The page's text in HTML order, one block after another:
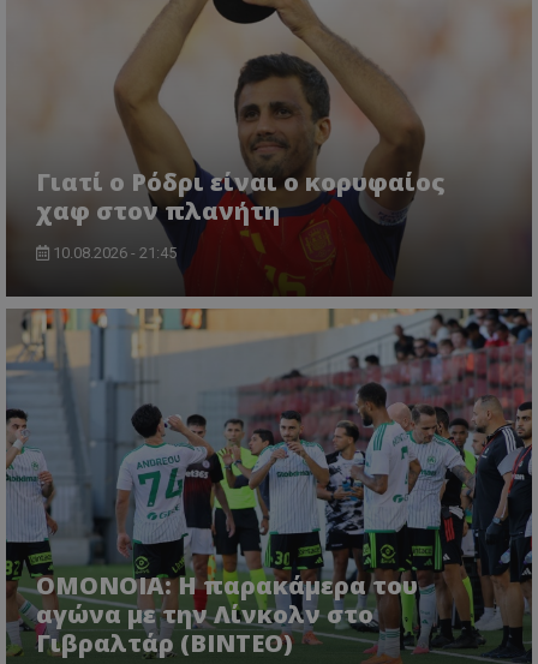
Γιατί ο Ρόδρι είναι ο κορυφαίος
χαφ στον πλανήτη
10.08.2026 - 21:45
OMONOIA: Η παρακάμερα του
αγώνα με την Λίνκολν στο
Γιβραλτάρ (BINTEO)